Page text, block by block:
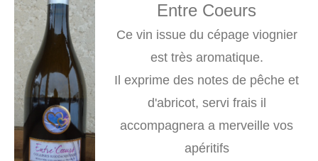
Entre Coeurs
Ce vin issue du cépage viognier
est très aromatique.
Il exprime des notes de pêche et
d'abricot, servi frais il
accompagnera a merveille vos
apéritifs